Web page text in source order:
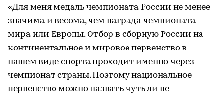
«Для меня медаль чемпионата России не менее
значима и весома, чем награда чемпионата
мира или Европы. Отбор в сборную России на
континентальное и мировое первенство в
нашем виде спорта проходит именно через
чемпионат страны. Поэтому национальное
первенство можно назвать чуть ли не